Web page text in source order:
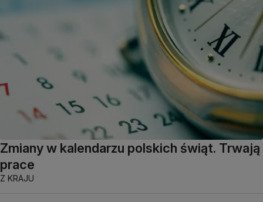
Zmiany w kalendarzu polskich świąt. Trwają
prace
Z KRAJU